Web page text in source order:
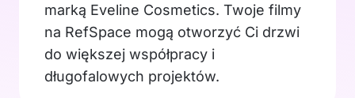
marką Eveline Cosmetics. Twoje filmy
na RefSpace mogą otworzyć Ci drzwi
do większej współpracy i
długofalowych projektów.